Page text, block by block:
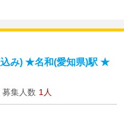
み) ★名和(愛知県)駅 ★
募集人数 1人